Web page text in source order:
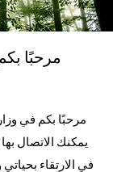
مرحبًا
مرحبًا بكم في
يمكنك الاتصال
في الارتقاء